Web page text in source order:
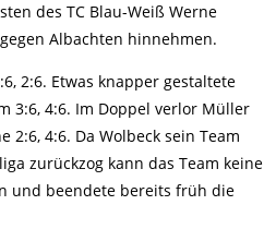
des TC Blau-Weiß Werne
Albachten hinnehmen.
2:6. Etwas knapper gestaltete
3:6, 4:6. Im Doppel verlor Müller
2:6, 4:6. Da Wolbeck sein Team
zurückzog kann das Team keine
und beendete bereits früh die